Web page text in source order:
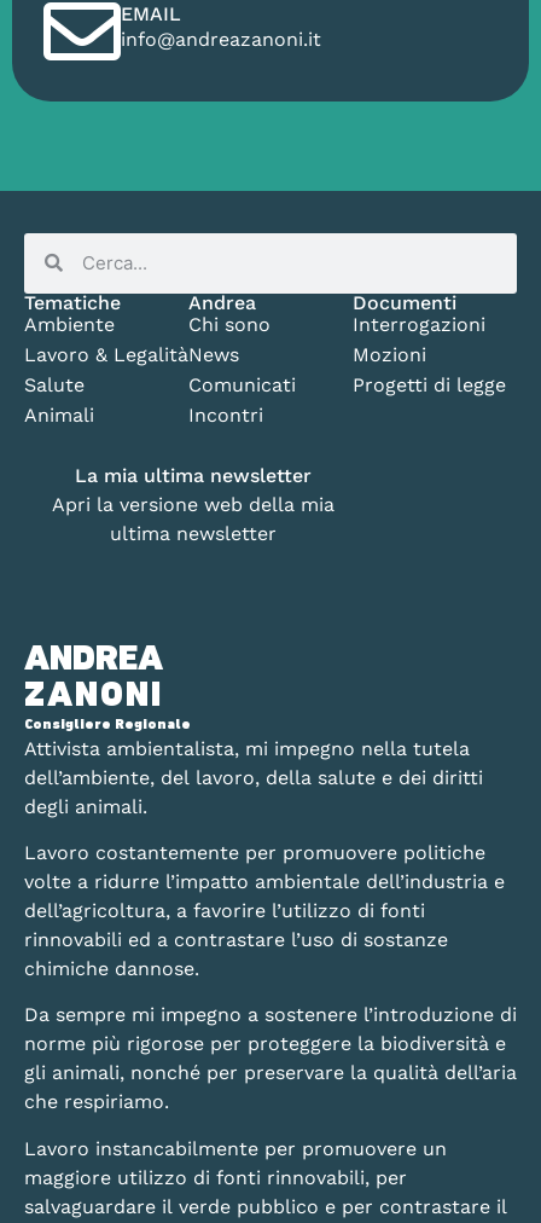
EMAIL
info@andreazanoni.it
ANDREA
ZANONI
Consigliere Regionale
Attivista ambientalista, mi impegno nella tutela
dell’ambiente, del lavoro, della salute e dei diritti
degli animali.
Lavoro costantemente per promuovere politiche
volte a ridurre l’impatto ambientale dell’industria e
dell’agricoltura, a favorire l’utilizzo di fonti
rinnovabili ed a contrastare l’uso di sostanze
chimiche dannose.
Da sempre mi impegno a sostenere l’introduzione di
norme più rigorose per proteggere la biodiversità e
gli animali, nonché per preservare la qualità dell’aria
che respiriamo.
Lavoro instancabilmente per promuovere un
maggiore utilizzo di fonti rinnovabili, per
salvaguardare il verde pubblico e per contrastare il
Tematiche
Ambiente
Lavoro & Legalità
Salute
Animali
Andrea
Chi sono
News
Comunicati
Incontri
Documenti
Interrogazioni
Mozioni
Progetti di legge
La mia ultima newsletter
Apri la versione web della mia
ultima newsletter